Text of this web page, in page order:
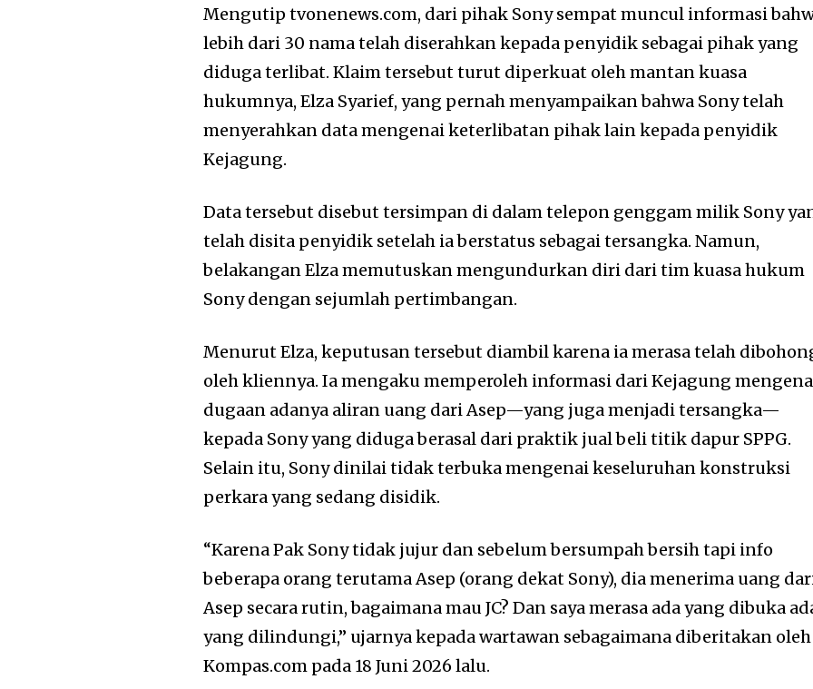
Mengutip tvonenews.com, dari pihak Sony sempat muncul informasi
lebih dari 30 nama telah diserahkan kepada penyidik sebagai pihak yang
diduga terlibat. Klaim tersebut turut diperkuat oleh mantan kuasa
hukumnya, Elza Syarief, yang pernah menyampaikan bahwa Sony telah
menyerahkan data mengenai keterlibatan pihak lain kepada penyidik
Kejagung.
Data tersebut disebut tersimpan di dalam telepon genggam milik Sony
telah disita penyidik setelah ia berstatus sebagai tersangka. Namun,
belakangan Elza memutuskan mengundurkan diri dari tim kuasa hukum
Sony dengan sejumlah pertimbangan.
Menurut Elza, keputusan tersebut diambil karena ia merasa telah
oleh kliennya. Ia mengaku memperoleh informasi dari Kejagung
dugaan adanya aliran uang dari Asep—yang juga menjadi tersangka—
kepada Sony yang diduga berasal dari praktik jual beli titik dapur SPPG.
Selain itu, Sony dinilai tidak terbuka mengenai keseluruhan konstruksi
perkara yang sedang disidik.
“Karena Pak Sony tidak jujur dan sebelum bersumpah bersih tapi info
beberapa orang terutama Asep (orang dekat Sony), dia menerima uang
Asep secara rutin, bagaimana mau JC? Dan saya merasa ada yang dibuka
yang dilindungi,” ujarnya kepada wartawan sebagaimana diberitakan oleh
Kompas.com pada 18 Juni 2026 lalu.